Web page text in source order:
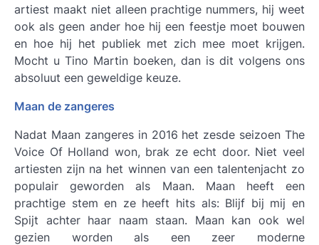
artiest maakt niet alleen prachtige nummers, hij weet
ook als geen ander hoe hij een feestje moet bouwen
en hoe hij het publiek met zich mee moet krijgen.
Mocht u Tino Martin boeken, dan is dit volgens ons
absoluut een geweldige keuze.
Maan de zangeres
Nadat Maan zangeres in 2016 het zesde seizoen The
Voice Of Holland won, brak ze echt door. Niet veel
artiesten zijn na het winnen van een talentenjacht zo
populair geworden als Maan. Maan heeft een
prachtige stem en ze heeft hits als: Blijf bij mij en
Spijt achter haar naam staan. Maan kan ook wel
gezien worden als een zeer moderne